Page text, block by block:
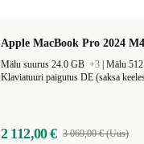
Apple MacBook Pro 2024
Mälu suurus 24.0 GB +3 Mälu
Klaviatuuri paigutus DE (saksa
2 112,00 € 3 069,00 € (Uus)